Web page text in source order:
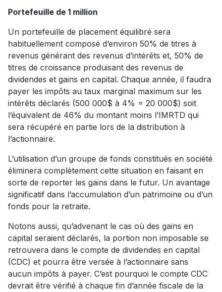
Portefeuille de 1 million
Un portefeuille de placement équilibré sera
habituellement composé d’environ 50% de titres à
revenus générant des revenus d’intérêts et, 50% de
titres de croissance produisant des revenus de
dividendes et gains en capital. Chaque année, il faudra
payer les impôts au taux marginal maximum sur les
intérêts déclarés (500 000$ à 4% = 20 000$) soit
l’équivalent de 46% du montant moins l’IMRTD qui
sera récupéré en partie lors de la distribution à
l’actionnaire.
L’utilisation d’un groupe de fonds constitués en société
éliminera complètement cette situation en faisant en
sorte de reporter les gains dans le futur. Un avantage
significatif dans l’accumulation d’un patrimoine ou d’un
fonds pour la retraite.
Notons aussi, qu’advenant le cas où des gains en
capital seraient déclarés, la portion non imposable se
retrouvera dans le compte de dividendes en capital
(CDC) et pourra être versée à l’actionnaire sans
aucun impôts à payer. C’est pourquoi le compte CDC
devrait être vérifié à chaque fin d’année fiscale de la